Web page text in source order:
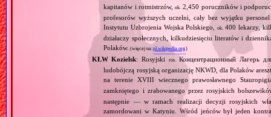
kapitanów i rotmistrzów,ok. 2,450 poruczników i
profesorów wyższych uczelni, cały bez wyjątku
Instytutu Uzbrojenia Wojska Polskiego,
ok. 400 lekarzy,
działaczy społecznych, kilkudziesięciu literatów i
Polaków. (więcej na:pl.wikipedia.org)
KŁW Kozielsk: Rosyjski ros.
Концентрационный Лагерь
ludobójczą rosyjską organizację NKWD, dla Polaków
na terenie XVIII wiecznego prawosławnego
zamkniętego i zrabowanego przez rosyjskich
następnie — w ramach realizacji decyzji rosyjskich
zamordowani w Katyniu. Wśród jeńców był jeden